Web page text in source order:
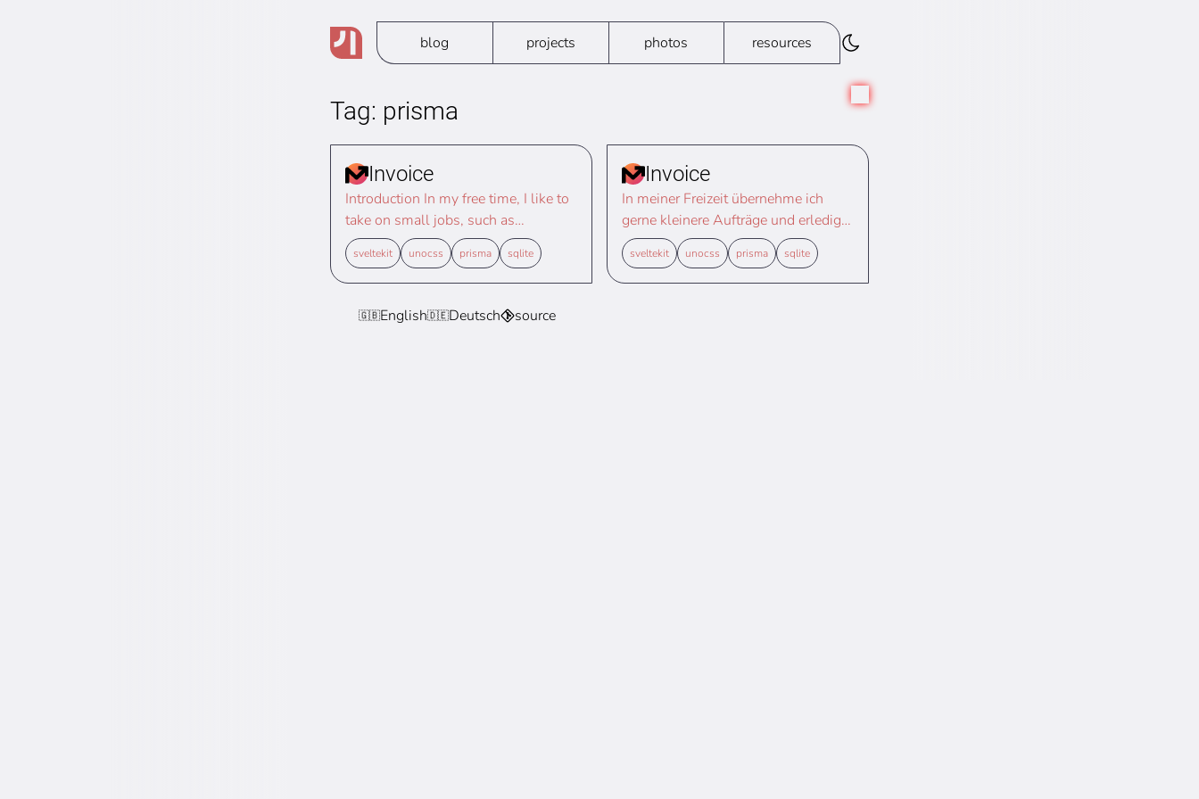
blog projects photos resources
Tag: prisma
Invoice
Introduction In my free time, I like to
take on small jobs, such as
deliveries, setups, and pickups for
others. An unavoidable part of these
tasks is creating invoices in PDF
format. Initially, I foll
sveltekit unocss prisma sqlite
Invoice
In meiner Freizeit übernehme ich
gerne kleinere Aufträge und erledige
Botengänge, Aufbauten und
Abholungen für andere. Ein
unvermeidlicher Bestandteil dieser
sveltekit unocss prisma sqlite
🇬🇧English🇩🇪Deutsch source